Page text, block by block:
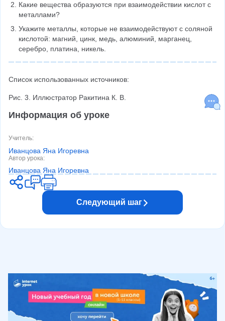
Какие вещества образуются при взаимодействии кислот с
металлами?
Укажите металлы, которые не взаимодействуют с соляной
кислотой: магний, цинк, медь, алюминий, марганец,
серебро, платина, никель.
Список использованных источников:
Рис. 3. Иллюстратор Ракитина К. В.
Информация об уроке
Учитель:
Иванцова Яна Игоревна
Автор урока:
Иванцова Яна Игоревна
Следующий шаг